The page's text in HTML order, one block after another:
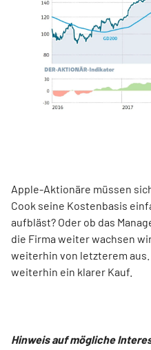
Apple-Aktionäre müssen
Cook seine Kostenbasis
aufbläst? Oder ob das
die Firma weiter wachsen
weiterhin von letzterem
weiterhin ein klarer Kauf.
Hinweis auf mögliche